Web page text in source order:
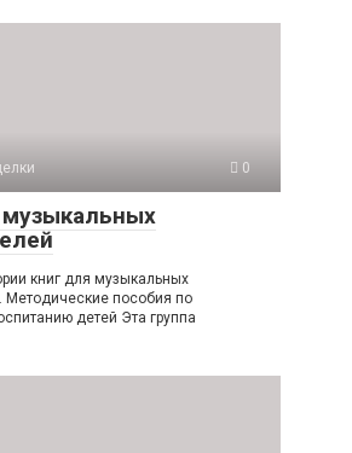
0
книг для музыкальных
Методические пособия по
детей Эта группа